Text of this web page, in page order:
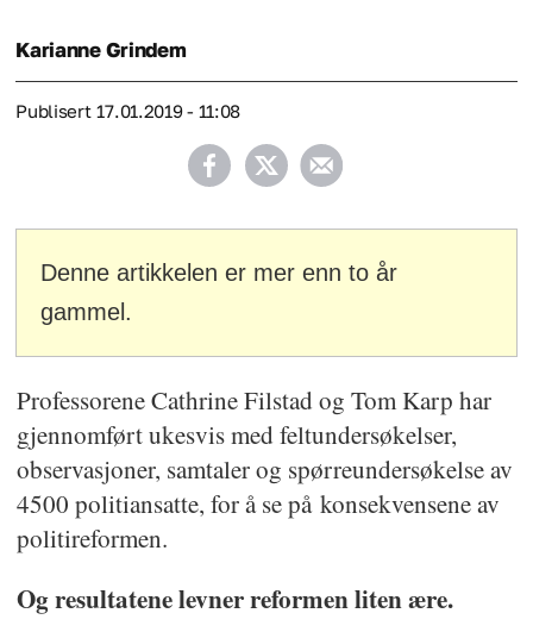
KarianneGrindem
Publisert 17.01.2019 - 11:08
Denne artikkelen er mer enn to år
gammel.
Professorene Cathrine Filstad og Tom Karp har
gjennomført ukesvis med feltundersøkelser,
observasjoner, samtaler og spørreundersøkelse av
4500 politiansatte, for å se på konsekvensene av
politireformen.
Og resultatene levner reformen liten ære.